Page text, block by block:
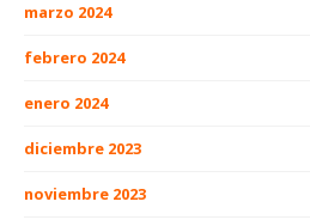
marzo 2024
febrero 2024
enero 2024
diciembre 2023
noviembre 2023